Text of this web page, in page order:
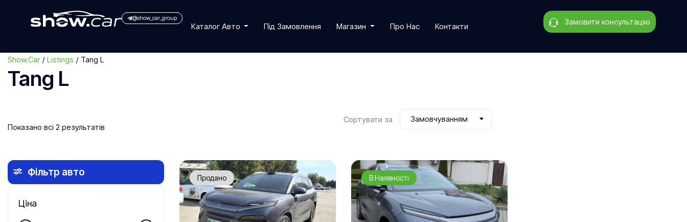
@show_car_group
Каталог Авто Під Замовлення Магазин Про Нас Контакти Замовити консультацію
Show.Car Listings Tang L
Tang L
Показано всі 2 результатів
Сортувати за Замовчуванням
Фільтр авто
Ціна
Продано В Наявності